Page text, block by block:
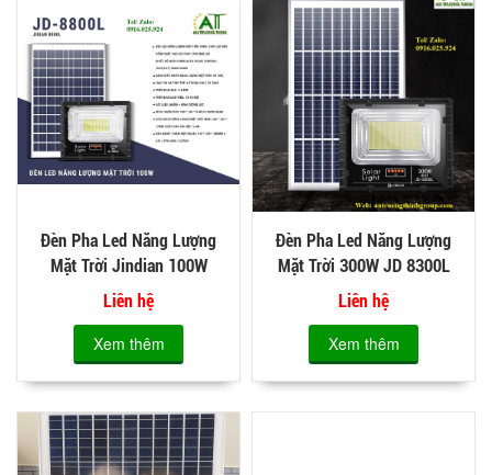
Đèn Pha Led Năng Lượng
Mặt Trời Jindian 100W
Liên hệ
Xem thêm
Đèn Pha Led Năng Lượng
Mặt Trời 300W JD 8300L
Liên hệ
Xem thêm